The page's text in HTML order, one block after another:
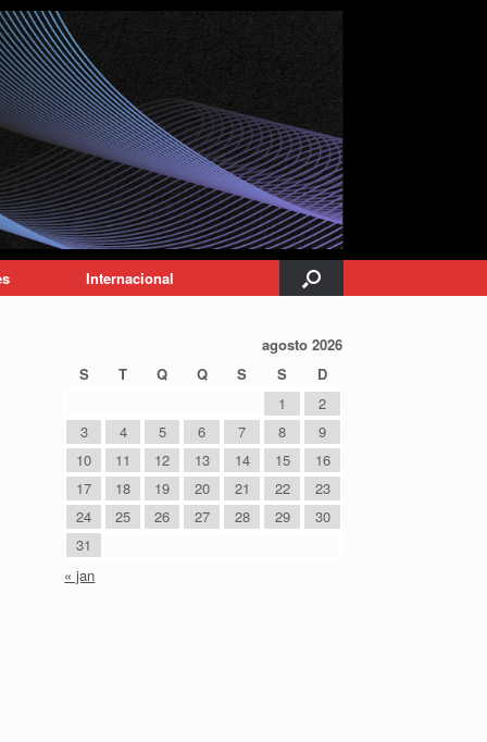
Internacional
agosto 2026
S
T Q Q S S
D
1
2
3
4 5 6 7 8
9
10
11 12 13 14 15
16
17
18 19 20 21 22
23
24
25 26 27 28 29
30
31
« jan